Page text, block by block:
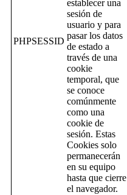
PHPSESSID
establecer una
sesión de
usuario y para
pasar los datos
de estado a
través de una
cookie
temporal, que
se conoce
comúnmente
como una
cookie de
sesión. Estas
Cookies solo
permanecerán
en su equipo
hasta que cierre
el navegador.